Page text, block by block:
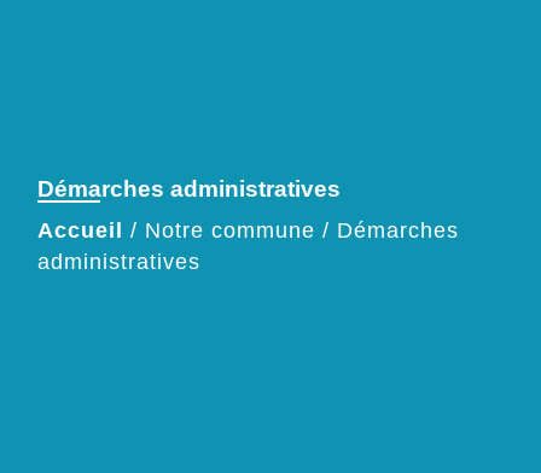
Démarches administratives
Accueil / Notre commune / Démarches
administratives